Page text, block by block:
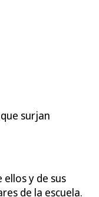
surjan
y de sus
de la escuela.